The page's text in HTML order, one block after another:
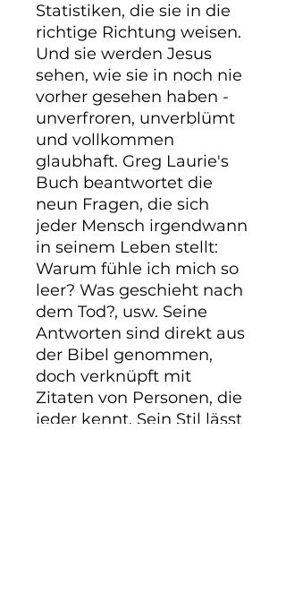
Statistiken, die sie in die
richtige Richtung weisen.
Und sie werden Jesus
sehen, wie sie in noch nie
vorher gesehen haben -
unverfroren, unverblümt
und vollkommen
glaubhaft. Greg Laurie's
Buch beantwortet die
neun Fragen, die sich
jeder Mensch irgendwann
in seinem Leben stellt:
Warum fühle ich mich so
leer? Was geschieht nach
dem Tod?, usw. Seine
Antworten sind direkt aus
der Bibel genommen,
doch verknüpft mit
Zitaten von Personen, die
jeder kennt. Sein Stil lässt